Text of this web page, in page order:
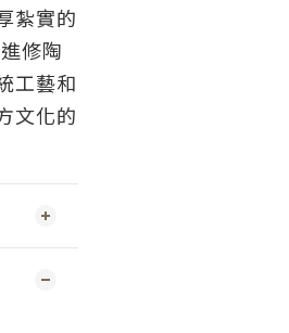
紮實的
修陶
工藝和
文化的